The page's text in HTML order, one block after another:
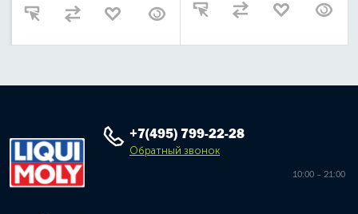
+7(495) 799-22-28
Обратный звонок
10:00 – 21:00